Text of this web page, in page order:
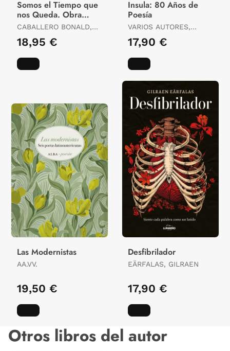
Somos el Tiempo que
nos Queda. Obra
Poética Completa
CABALLERO BONALD,
18,95 €
Ínsula: 80 Años de
Poesía
VARIOS AUTORES,
17,90 €
Las Modernistas
AA.VV.
19,50 €
Desfibrilador
EÄRFALAS, GILRAEN
17,90 €
Otros libros del autor